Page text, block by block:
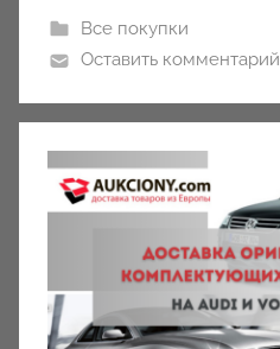
Все покупки
Оставить комментарий